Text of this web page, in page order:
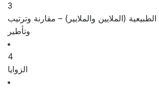
3
(الملايين والملايير) – مقارنة وترتيب
وتأطير
4
الزوايا